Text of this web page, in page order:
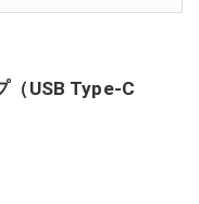
（USB Type-C